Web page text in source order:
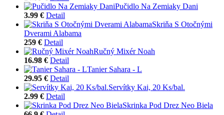
Pučidlo Na Zemiaky Dani
3.99 € Detail
Skriňa S Otočnými
Dverami Alabama
259 € Detail
Ručný Mixér Noah
16.98 € Detail
Tanier Sahara - L
29.95 € Detail
Servítky Kai, 20 Ks/bal.
2.99 € Detail
Skrinka Pod Drez Neo Biela